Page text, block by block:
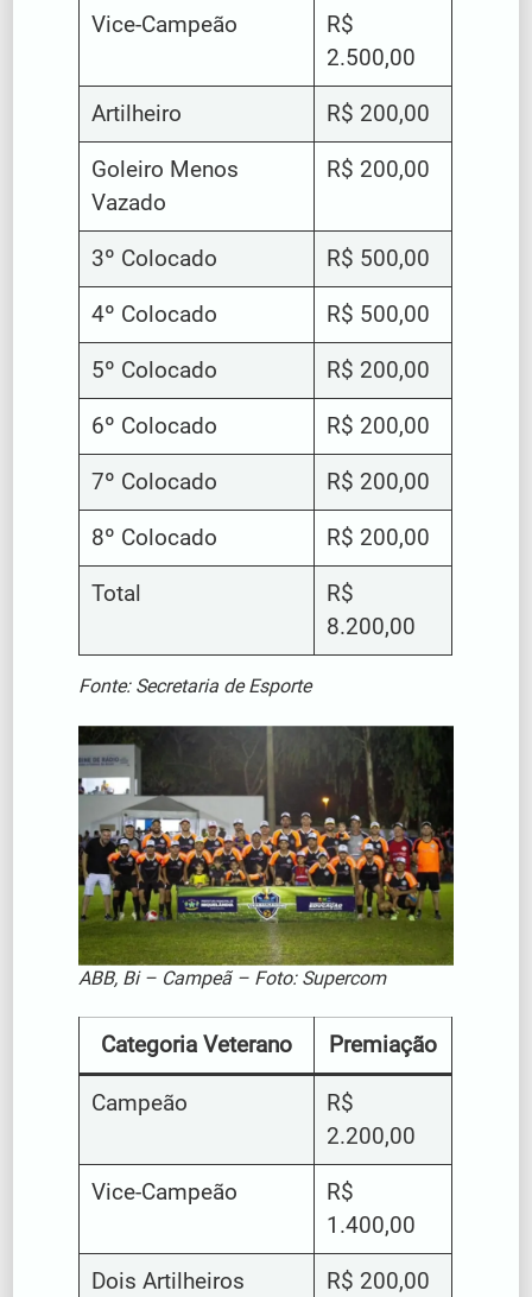
Vice-Campeão
R$
2.500,00
Artilheiro R$ 200,00
Goleiro Menos
Vazado
R$ 200,00
3º Colocado R$ 500,00
4º Colocado R$ 500,00
5º Colocado R$ 200,00
6º Colocado R$ 200,00
7º Colocado R$ 200,00
8º Colocado R$ 200,00
Total
R$
8.200,00
Fonte: Secretaria de Esporte
ABB, Bi – Campeã – Foto: Supercom
Categoria Veterano Premiação
Campeão
R$
2.200,00
Vice-Campeão
R$
1.400,00
Dois Artilheiros R$ 200,00